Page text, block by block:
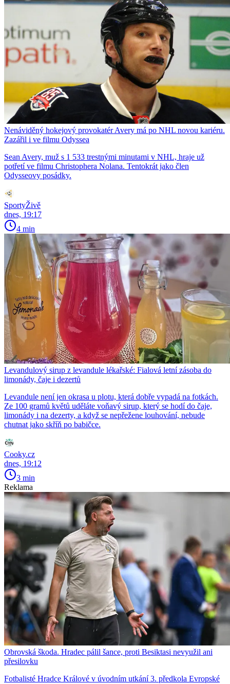
Nenáviděný hokejový provokatér Avery má po NHL novou kariéru.
Zazářil i ve filmu Odyssea
Sean Avery, muž s 1 533 trestnými minutami v NHL, hraje už
potřetí ve filmu Christophera Nolana. Tentokrát jako člen
Odysseovy posádky.
SportyŽivě
dnes, 19:17
4 min
Levandulový sirup z levandule lékařské: Fialová letní zásoba do
limonády, čaje i dezertů
Levandule není jen okrasa u plotu, která dobře vypadá na fotkách.
Ze 100 gramů květů uděláte voňavý sirup, který se hodí do čaje,
limonády i na dezerty, a když se nepřežene louhování, nebude
chutnat jako skříň po babičce.
Cooky.cz
dnes, 19:12
3 min
Reklama
Obrovská škoda. Hradec pálil šance, proti Besiktasi nevyužil ani
přesilovku
Fotbalisté Hradce Králové v úvodním utkání 3. předkola Evropské